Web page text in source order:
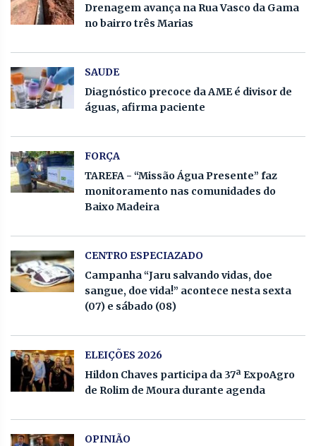
Drenagem avança na Rua Vasco da Gama
no bairro três Marias
SAUDE
Diagnóstico precoce da AME é divisor de
águas, afirma paciente
FORÇA
TAREFA - “Missão Água Presente” faz
monitoramento nas comunidades do
Baixo Madeira
CENTRO ESPECIAZADO
Campanha “Jaru salvando vidas, doe
sangue, doe vida!” acontece nesta sexta
(07) e sábado (08)
ELEIÇÕES 2026
Hildon Chaves participa da 37ª ExpoAgro
de Rolim de Moura durante agenda
OPINIÃO